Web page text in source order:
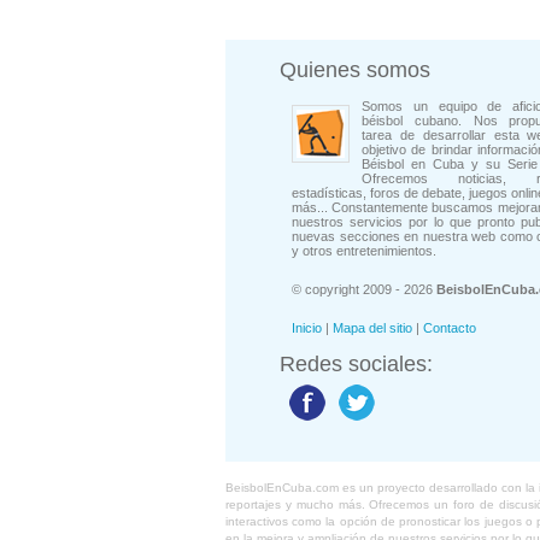
Quienes somos
Somos un equipo de
béisbol cubano. Nos
tarea de desarrollar esta
objetivo de brindar
Béisbol en Cuba y su Serie
Ofrecemos noticias,
estadísticas, foros de debate, juegos
más... Constantemente buscamos
nuestros servicios por lo que pronto
nuevas secciones en nuestra web como
y otros entretenimientos.
© copyright 2009 - 2026
Inicio | Mapa del sitio | Contacto
Redes sociales:
BeisbolEnCuba.com es un proyecto desarrollado con
reportajes y mucho más. Ofrecemos un foro de
interactivos como la opción de pronosticar los juegos